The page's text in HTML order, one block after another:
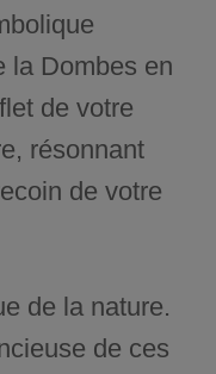
la Dombes en
de votre
résonnant
de votre
de la nature.
de ces